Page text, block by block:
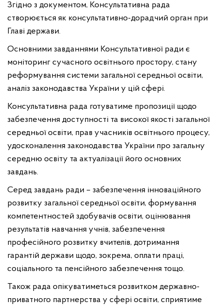
Згідно з документом, Консультативна рада
створюється як консультативно-дорадчий орган при
Главі держави.
Основними завданнями Консультативної ради є
моніторинг сучасного освітнього простору, стану
реформування системи загальної середньої освіти,
аналіз законодавства України у цій сфері.
Консультативна рада готуватиме пропозиції щодо
забезпечення доступності та високої якості загальної
середньої освіти, прав учасників освітнього процесу,
удосконалення законодавства України про загальну
середню освіту та актуалізації його основних
завдань.
Серед завдань ради – забезпечення інноваційного
розвитку загальної середньої освіти, формування
компетентностей здобувачів освіти, оцінювання
результатів навчання учнів, забезпечення
професійного розвитку вчителів, дотримання
гарантій держави щодо, зокрема, оплати праці,
соціального та пенсійного забезпечення тощо.
Також рада опікуватиметься розвитком державно-
приватного партнерства у сфері освіти, сприятиме